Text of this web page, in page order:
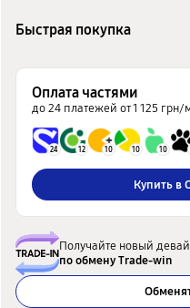
Быстрая покупка
Оплата частями
до 24 платежей от 1 125 грн/
24 12 10 10 10
Купить в
Получайте новый
по обмену Trade-win